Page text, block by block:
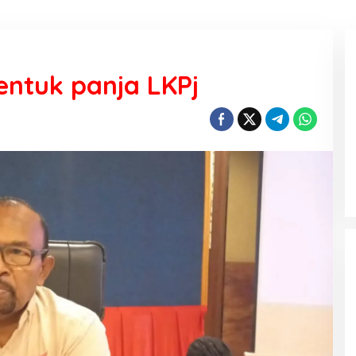
panja LKPj
DAN MUHASABAH
7 Agustus 2026